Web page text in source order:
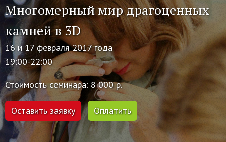
Многомерный мир драгоценных
камней в 3D
16 и 17 февраля 2017 года
19:00-22:00
Стоимость семинара: 8 000 р.
Оставить заявку Оплатить